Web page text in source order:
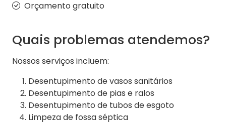
Orçamento gratuito
Quais problemas atendemos?
Nossos serviços incluem:
Desentupimento de vasos sanitários
Desentupimento de pias e ralos
Desentupimento de tubos de esgoto
Limpeza de fossa séptica